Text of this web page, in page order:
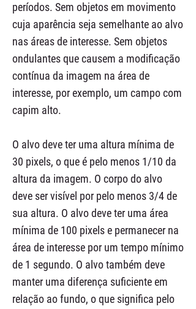
períodos. Sem objetos em movimento
cuja aparência seja semelhante ao alvo
nas áreas de interesse. Sem objetos
ondulantes que causem a modificação
contínua da imagem na área de
interesse, por exemplo, um campo com
capim alto.
O alvo deve ter uma altura mínima de
30 pixels, o que é pelo menos 1/10 da
altura da imagem. O corpo do alvo
deve ser visível por pelo menos 3/4 de
sua altura. O alvo deve ter uma área
mínima de 100 pixels e permanecer na
área de interesse por um tempo mínimo
de 1 segundo. O alvo também deve
manter uma diferença suficiente em
relação ao fundo, o que significa pelo